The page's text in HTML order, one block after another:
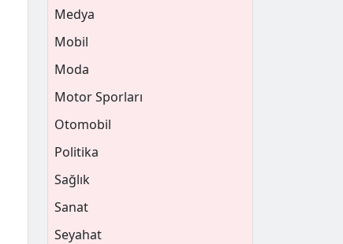
Medya
Mobil
Moda
Motor Sporları
Otomobil
Politika
Sağlık
Sanat
Seyahat